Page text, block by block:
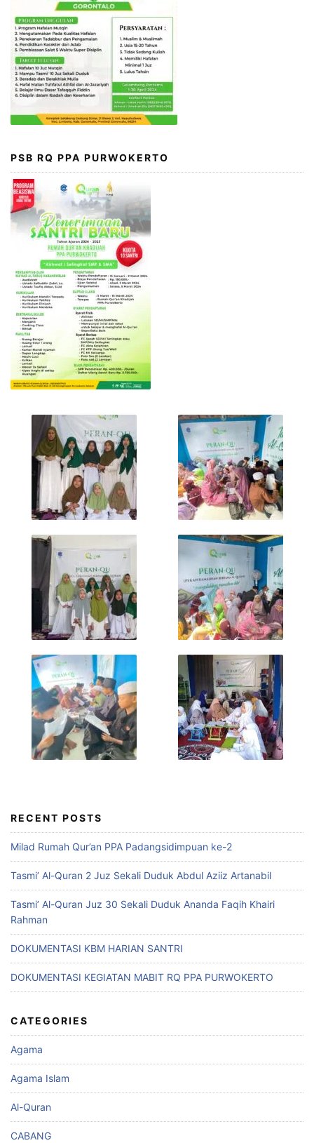
PSB RQ PPA PURWOKERTO
RECENT POSTS
Milad Rumah Qur’an PPA Padangsidimpuan ke-2
Tasmi’ Al-Quran 2 Juz Sekali Duduk Abdul Aziiz Artanabil
Tasmi’ Al-Quran Juz 30 Sekali Duduk Ananda Faqih Khairi
Rahman
DOKUMENTASI KBM HARIAN SANTRI
DOKUMENTASI KEGIATAN MABIT RQ PPA PURWOKERTO
CATEGORIES
Agama
Agama Islam
Al-Quran
CABANG